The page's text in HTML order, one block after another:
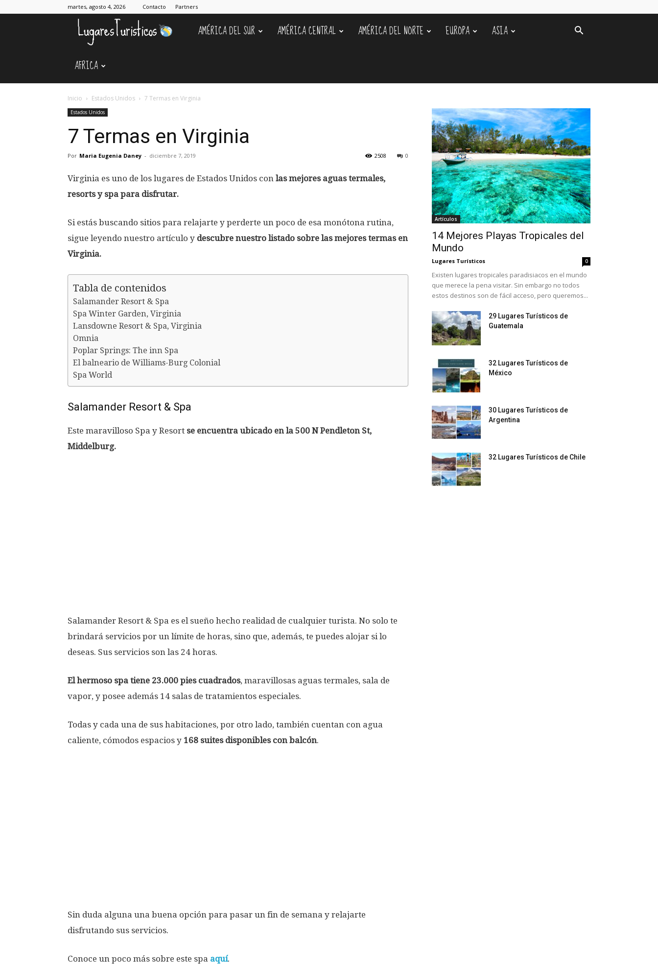
martes, agosto 4, 2026 Contacto Partners
Lugares
AMÉRICA DEL SUR AMÉRICA CENTRAL AMÉRICA DEL NORTE EUROPA
ASIA
AFRICA
Inicio Estados Unidos 7 Termas en Virginia
Estados Unidos
7 Termas en Virginia
Por Maria Eugenia Daney - diciembre 7, 2019 0
2508
Virginia es uno de los lugares de Estados Unidos con las mejores aguas termales,
resorts y spa para disfrutar.
Si estás buscando sitios para relajarte y perderte un poco de esa monótona rutina,
sigue leyendo nuestro artículo y descubre nuestro listado sobre las mejores termas en
Virginia.
Tabla de contenidos
Salamander Resort & Spa
Spa Winter Garden, Virginia
Lansdowne Resort & Spa, Virginia
Omnia
Poplar Springs: The inn Spa
El balneario de Williams-Burg Colonial
Spa World
Salamander Resort & Spa
Este maravilloso Spa y Resort se encuentra ubicado en la 500 N Pendleton St,
Middelburg.
Salamander Resort & Spa es el sueño hecho realidad de cualquier turista. No solo te
brindará servicios por un límite de horas, sino que, además, te puedes alojar si lo
deseas. Sus servicios son las 24 horas.
El hermoso spa tiene 23.000 pies cuadrados, maravillosas aguas termales, sala de
vapor, y posee además 14 salas de tratamientos especiales.
Todas y cada una de sus habitaciones, por otro lado, también cuentan con agua
caliente, cómodos espacios y 168 suites disponibles con balcón.
Sin duda alguna una buena opción para pasar un fin de semana y relajarte
disfrutando sus servicios.
Conoce un poco más sobre este spa aquí.
Artículos
14 Mejores Playas Tropicales del
Mundo
Lugares Turísticos 0
Existen lugares tropicales paradisiacos en el mundo
que merece la pena visitar. Sin embargo no todos
estos destinos son de fácil acceso, pero queremos...
29 Lugares Turísticos de
Guatemala
32 Lugares Turísticos de
México
30 Lugares Turísticos de
Argentina
32 Lugares Turísticos de Chile